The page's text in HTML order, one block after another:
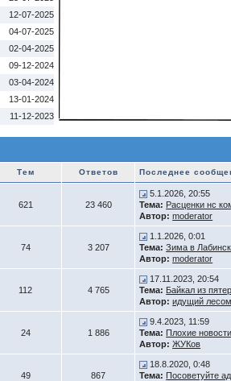
12-07-2025
04-07-2025
02-04-2025
09-12-2024
03-04-2024
13-01-2024
11-12-2023
Тем Ответов Последнее
621 23 460
5.1.2026, 20:55
Тема: Расценки нс
Автор: moderator
74 3 207
1.1.2026, 0:01
Тема: Зима в
Автор: moderator
112 4 765
17.11.2023, 20:54
Тема: Байкал из
Автор: идущий лесом
24 1 886
9.4.2023, 11:59
Тема: Плохие новости.
Автор: ЖУКов
49 867
18.8.2020, 0:48
Тема: Посоветуйте